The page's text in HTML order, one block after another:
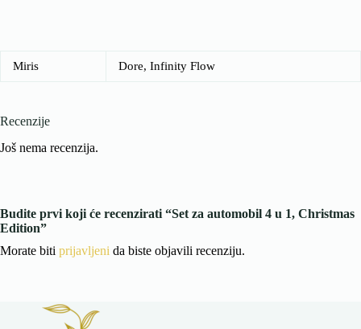
Miris Dore, Infinity Flow
Recenzije
Još nema recenzija.
Budite prvi koji će recenzirati “Set za automobil 4 u 1, Christmas
Edition”
Morate biti prijavljeni da biste objavili recenziju.